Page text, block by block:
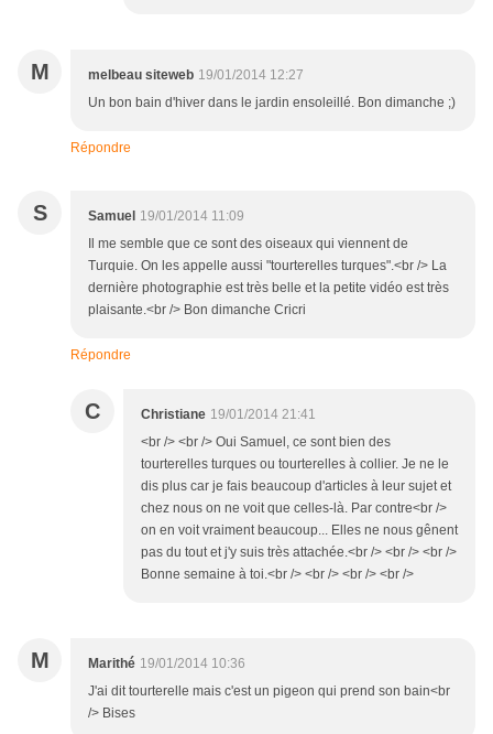
M melbeau siteweb 19/01/2014 12:27
Un bon bain d'hiver dans le jardin ensoleillé. Bon dimanche ;)
Répondre
S Samuel 19/01/2014 11:09
Il me semble que ce sont des oiseaux qui viennent de
Turquie. On les appelle aussi "tourterelles turques".<br /> La
dernière photographie est très belle et la petite vidéo est très
plaisante.<br /> Bon dimanche Cricri
Répondre
C Christiane 19/01/2014 21:41
<br /> <br /> Oui Samuel, ce sont bien des
tourterelles turques ou tourterelles à collier. Je ne le
dis plus car je fais beaucoup d'articles à leur sujet et
chez nous on ne voit que celles-là. Par contre<br />
on en voit vraiment beaucoup... Elles ne nous gênent
pas du tout et j'y suis très attachée.<br /> <br /> <br />
Bonne semaine à toi.<br /> <br /> <br /> <br />
M Marithé 19/01/2014 10:36
J'ai dit tourterelle mais c'est un pigeon qui prend son bain<br
/> Bises